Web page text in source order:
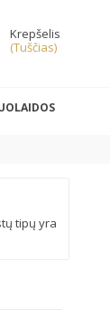
Krepšelis
(Tuščias)
tipų yra